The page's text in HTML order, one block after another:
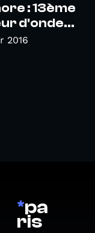
: 13ème
d'onde...
2016
*pa
ris